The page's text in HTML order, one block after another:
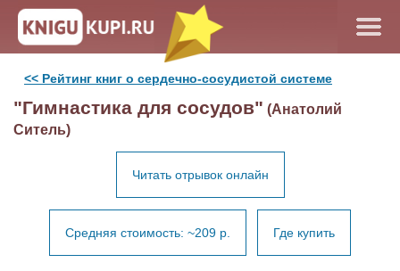
<< Рейтинг книг о сердечно-сосудистой системе
"Гимнастика для сосудов" (Анатолий
Ситель)
Читать отрывок онлайн
Средняя стоимость: ~209 р. Где купить